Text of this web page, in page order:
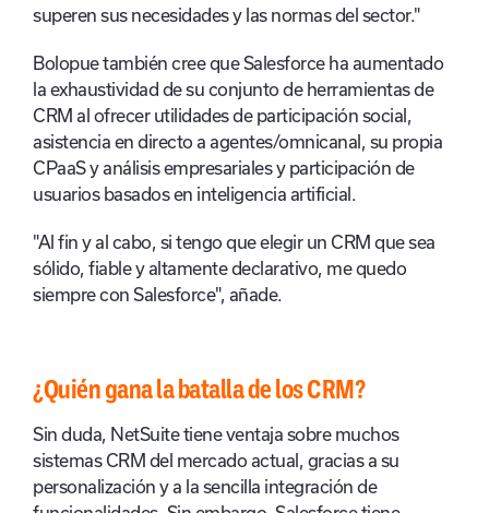
superen sus necesidades y las normas del sector."
Bolopue también cree que Salesforce ha aumentado
la exhaustividad de su conjunto de herramientas de
CRM al ofrecer utilidades de participación social,
asistencia en directo a agentes/omnicanal, su propia
CPaaS y análisis empresariales y participación de
usuarios basados en inteligencia artificial.
"Al fin y al cabo, si tengo que elegir un CRM que sea
sólido, fiable y altamente declarativo, me quedo
siempre con Salesforce", añade.
¿Quién gana la batalla de los CRM?
Sin duda, NetSuite tiene ventaja sobre muchos
sistemas CRM del mercado actual, gracias a su
personalización y a la sencilla integración de